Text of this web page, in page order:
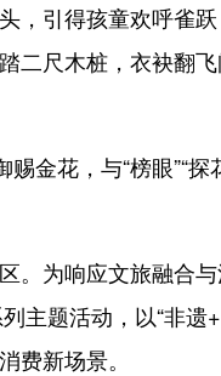
，引得孩童欢呼雀
二尺木桩，衣袂翻
花，与“榜眼”“探
为响应文旅融合与
主题活动，以“非遗
费新场景。